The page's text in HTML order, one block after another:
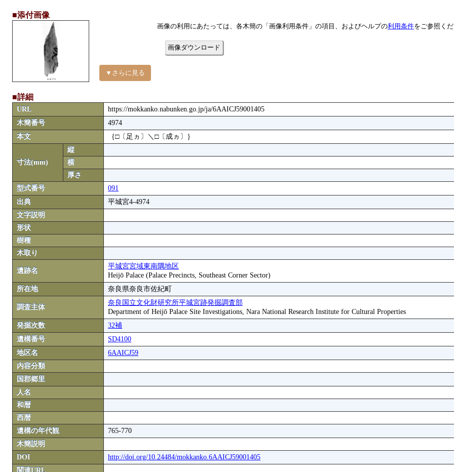
■添付画像
▼さらに見る
画像の利用にあたっては、各木簡の「画像利用条件」の項目、およびヘルプの利用条件をご参照く
画像ダウンロード
■詳細
URL
https://mokkanko.nabunken.go.jp/ja/6AAICJ59001405
木簡番号
4974
本文
｛□〔足ヵ〕＼□〔成ヵ〕｝
寸法(mm)
縦
横
厚さ
型式番号
091
出典
平城宮4-4974
文字説明
形状
樹種
木取り
遺跡名
平城宮宮域東南隅地区
Heijō Palace (Palace Precincts, Southeast Corner Sector)
所在地
奈良県奈良市佐紀町
調査主体
奈良国立文化財研究所平城宮跡発掘調査部
Department of Heijō Palace Site Investigations, Nara National Research Institute for Cultural Properties
発掘次数
32補
遺構番号
SD4100
地区名
6AAICJ59
内容分類
国郡郷里
人名
和暦
西暦
遺構の年代観
765-770
木簡説明
DOI
http://doi.org/10.24484/mokkanko.6AAICJ59001405
関連URL